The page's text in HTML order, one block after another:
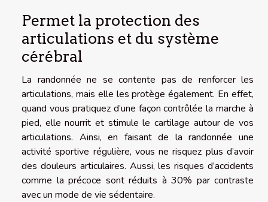
Permet la protection des
articulations et du système
cérébral
La randonnée ne se contente pas de renforcer les
articulations, mais elle les protège également. En effet,
quand vous pratiquez d’une façon contrôlée la marche à
pied, elle nourrit et stimule le cartilage autour de vos
articulations. Ainsi, en faisant de la randonnée une
activité sportive régulière, vous ne risquez plus d’avoir
des douleurs articulaires. Aussi, les risques d’accidents
comme la précoce sont réduits à 30% par contraste
avec un mode de vie sédentaire.